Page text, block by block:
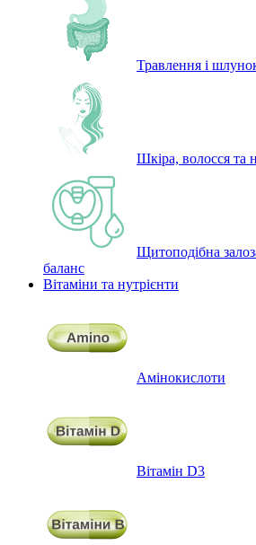
Травлення і
Шкіра, волосся та
Щитоподібна
баланс
Вітаміни та нутрієнти
Амінокислоти
Вітамін D3